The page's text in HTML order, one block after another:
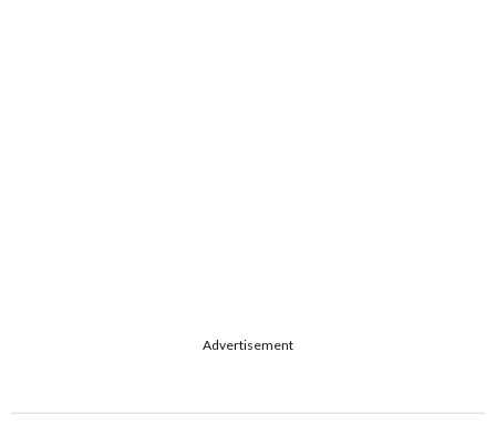
Advertisement